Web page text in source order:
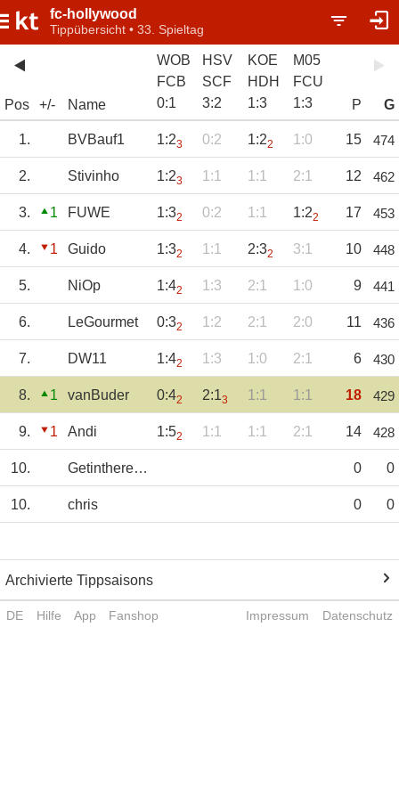
fc-hollywood
Tippübersicht • 33. Spieltag
Pos +/- Name
WOB
FCB
0:1
HSV
SCF
3:2
KOE
HDH
1:3
M05
FCU
1:3 P G
1. BVBauf1 1:23 0:2 1:22 1:0 15 474
2. Stivinho 1:23 1:1 1:1 2:1 12 462
3. 1 FUWE 1:32 0:2 1:1 1:22 17 453
4. 1 Guido 1:32 1:1 2:32 3:1 10 448
5. NiOp 1:42 1:3 2:1 1:0 9 441
6. LeGourmet 0:32 1:2 2:1 2:0 11 436
7. DW11 1:42 1:3 1:0 2:1 6 430
8. 1 vanBuder 0:42 2:13 1:1 1:1 18 429
9. 1 Andi 1:52 1:1 1:1 2:1 14 428
10. GetinthereLewis 0 0
10. chris 0 0
Archivierte Tippsaisons
DE Hilfe App Fanshop Impressum Datenschutz